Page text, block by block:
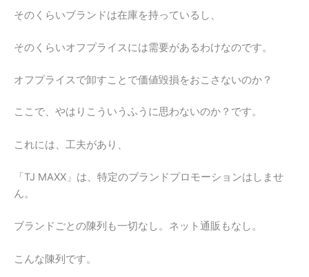
そのくらいブランドは在庫を持っているし、
そのくらいオフプライスには需要があるわけなのです。
オフプライスで卸すことで価値毀損をおこさないのか？
ここで、やはりこういうふうに思わないのか？です。
これには、工夫があり、
「TJ MAXX」は、特定のブランドプロモーションはしませ
ん。
ブランドごとの陳列も一切なし。ネット通販もなし。
こんな陳列です。